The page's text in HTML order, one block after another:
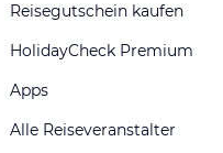
Reisegutschein kaufen
HolidayCheck Premium
Apps
Alle Reiseveranstalter